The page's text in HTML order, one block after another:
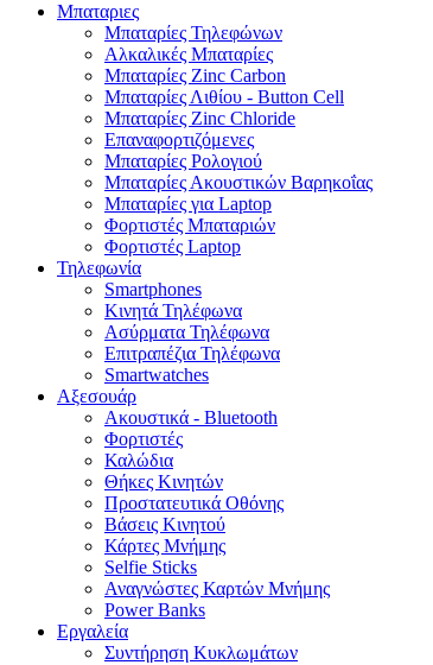
Μπαταριες
Μπαταρίες Τηλεφώνων
Αλκαλικές Μπαταρίες
Μπαταρίες Zinc Carbon
Μπαταρίες Λιθίου - Button Cell
Μπαταρίες Zinc Chloride
Επαναφορτιζόμενες
Μπαταρίες Ρολογιού
Μπαταρίες Ακουστικών Βαρηκοΐας
Μπαταρίες για Laptop
Φορτιστές Μπαταριών
Φορτιστές Laptop
Τηλεφωνία
Smartphones
Κινητά Τηλέφωνα
Ασύρματα Τηλέφωνα
Επιτραπέζια Τηλέφωνα
Smartwatches
Αξεσουάρ
Ακουστικά - Bluetooth
Φορτιστές
Καλώδια
Θήκες Κινητών
Προστατευτικά Οθόνης
Βάσεις Κινητού
Κάρτες Μνήμης
Selfie Sticks
Αναγνώστες Καρτών Μνήμης
Power Banks
Εργαλεία
Συντήρηση Κυκλωμάτων